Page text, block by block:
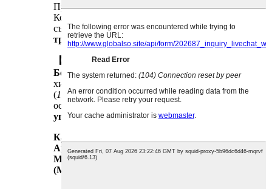
Празнични партита, косплей, Хелоуин,
Коледа, социални събирания, костюмирани
събития или всеки, който търсивременна
трансформация на косата
【Предимства на формулата】
Безопасни съставки– Изработен от
хипоалергенни и нетоксични компоненти
(10 основни добавки са изключени),
осигурявайкиспокойствие при редовна
употреба.
Капацитет
АроматOEM
Минимално количество за количество
(MOQ)